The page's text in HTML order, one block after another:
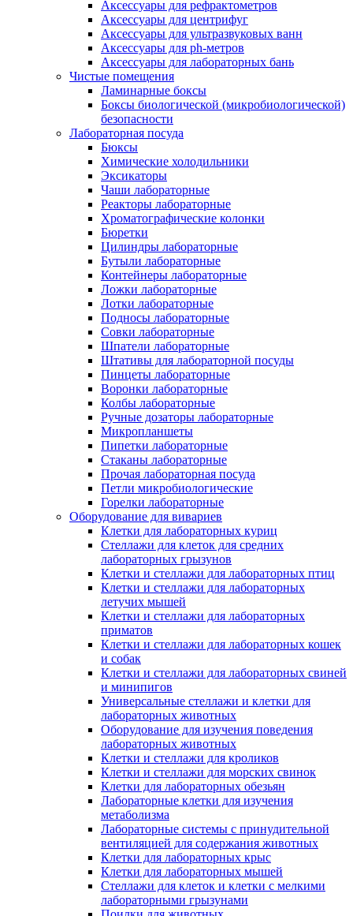
Аксессуары для рефрактометров
Аксессуары для центрифуг
Аксессуары для ультразвуковых ванн
Аксессуары для ph-метров
Аксессуары для лабораторных бань
Чистые помещения
Ламинарные боксы
Боксы биологической (микробиологической)
безопасности
Лабораторная посуда
Бюксы
Химические холодильники
Эксикаторы
Чаши лабораторные
Реакторы лабораторные
Хроматографические колонки
Бюретки
Цилиндры лабораторные
Бутыли лабораторные
Контейнеры лабораторные
Ложки лабораторные
Лотки лабораторные
Подносы лабораторные
Совки лабораторные
Шпатели лабораторные
Штативы для лабораторной посуды
Пинцеты лабораторные
Воронки лабораторные
Колбы лабораторные
Ручные дозаторы лабораторные
Микропланшеты
Пипетки лабораторные
Стаканы лабораторные
Прочая лабораторная посуда
Петли микробиологические
Горелки лабораторные
Оборудование для вивариев
Клетки для лабораторных куриц
Стеллажи для клеток для средних
лабораторных грызунов
Клетки и стеллажи для лабораторных птиц
Клетки и стеллажи для лабораторных
летучих мышей
Клетки и стеллажи для лабораторных
приматов
Клетки и стеллажи для лабораторных кошек
и собак
Клетки и стеллажи для лабораторных свиней
и минипигов
Универсальные стеллажи и клетки для
лабораторных животных
Оборудование для изучения поведения
лабораторных животных
Клетки и стеллажи для кроликов
Клетки и стеллажи для морских свинок
Клетки для лабораторных обезьян
Лабораторные клетки для изучения
метаболизма
Лабораторные системы с принудительной
вентиляцией для содержания животных
Клетки для лабораторных крыс
Клетки для лабораторных мышей
Стеллажи для клеток и клетки с мелкими
лабораторными грызунами